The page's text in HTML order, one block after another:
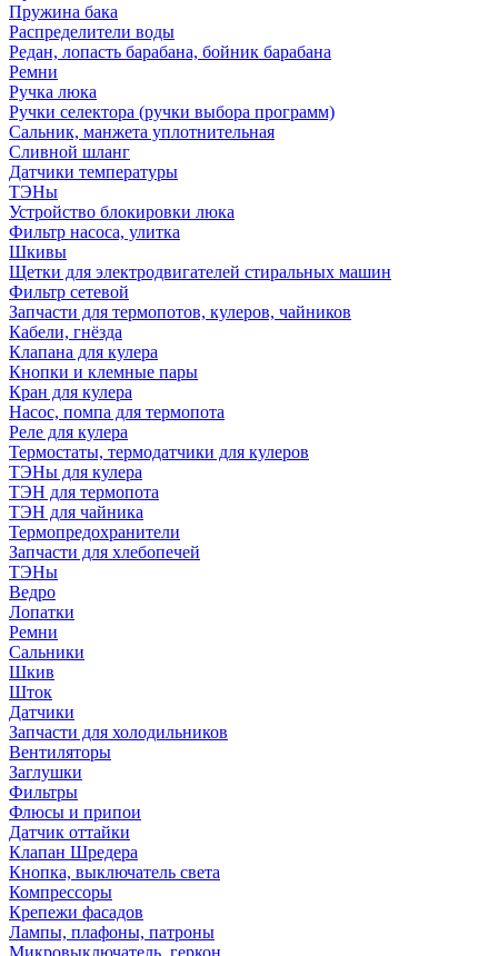
Пружина бака
Распределители воды
Редан, лопасть барабана, бойник барабана
Ремни
Ручка люка
Ручки селектора (ручки выбора программ)
Сальник, манжета уплотнительная
Сливной шланг
Датчики температуры
ТЭНы
Устройство блокировки люка
Фильтр насоса, улитка
Шкивы
Щетки для электродвигателей стиральных машин
Фильтр сетевой
Запчасти для термопотов, кулеров, чайников
Кабели, гнёзда
Клапана для кулера
Кнопки и клемные пары
Кран для кулера
Насос, помпа для термопота
Реле для кулера
Термостаты, термодатчики для кулеров
ТЭНы для кулера
ТЭН для термопота
ТЭН для чайника
Термопредохранители
Запчасти для хлебопечей
ТЭНы
Ведро
Лопатки
Ремни
Сальники
Шкив
Шток
Датчики
Запчасти для холодильников
Вентиляторы
Заглушки
Фильтры
Флюсы и припои
Датчик оттайки
Клапан Шредера
Кнопка, выключатель света
Компрессоры
Крепежи фасадов
Лампы, плафоны, патроны
Микровыключатель, геркон